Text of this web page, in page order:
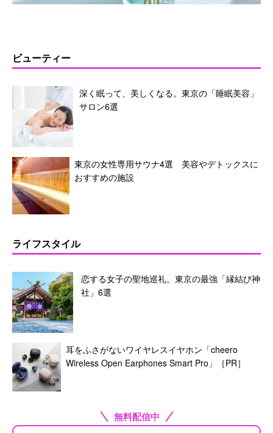
ビューティー
深く眠って、美しくなる。東京の「睡眠美容」
サロン6選
東京の女性専用サウナ4選 美容やデトックスに
おすすめの施設
ライフスタイル
恋する女子の聖地巡礼。東京の最強「縁結び神
社」6選
耳をふさがないワイヤレスイヤホン「cheero
Wireless Open Earphones Smart Pro」［PR］
無料配信中